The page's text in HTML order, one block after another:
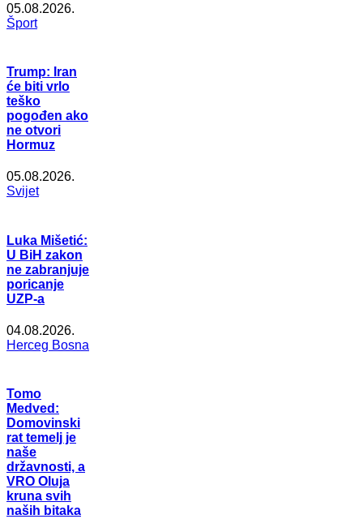
05.08.2026.
Šport
Trump: Iran
će biti vrlo
teško
pogođen ako
ne otvori
Hormuz
05.08.2026.
Svijet
Luka Mišetić:
U BiH zakon
ne zabranjuje
poricanje
UZP-a
04.08.2026.
Herceg Bosna
Tomo
Medved:
Domovinski
rat temelj je
naše
državnosti, a
VRO Oluja
kruna svih
naših bitaka